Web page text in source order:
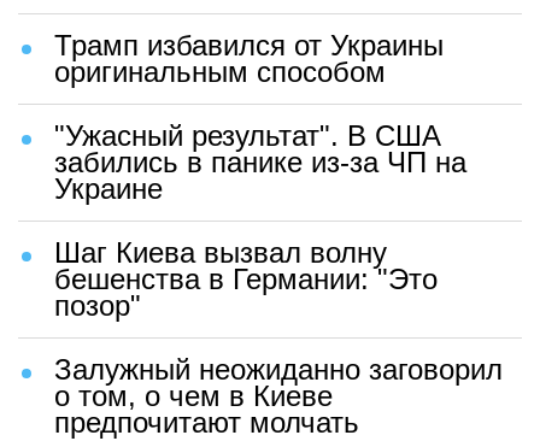
Трамп избавился от Украины
оригинальным способом
"Ужасный результат". В США
забились в панике из-за ЧП на
Украине
Шаг Киева вызвал волну
бешенства в Германии: "Это
позор"
Залужный неожиданно заговорил
о том, о чем в Киеве
предпочитают молчать